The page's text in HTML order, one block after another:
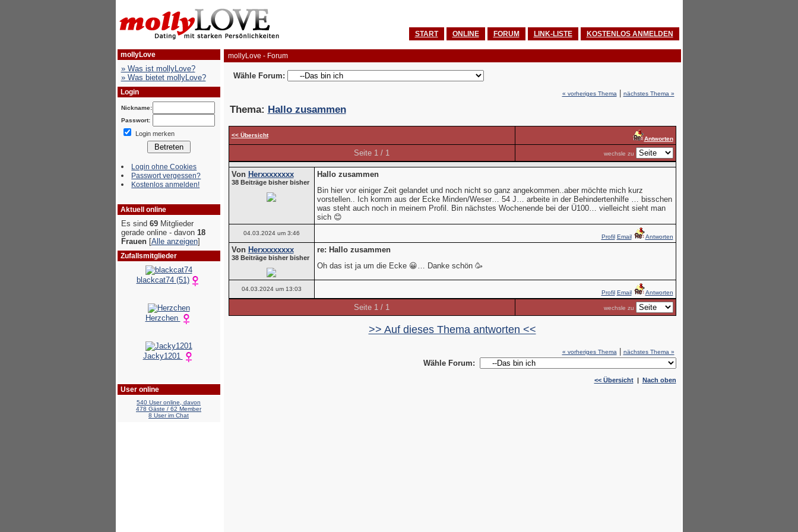
START ONLINE FORUM LINK-LISTE KOSTENLOS ANMELDEN
mollyLove
» Was ist mollyLove?
» Was bietet mollyLove?
Login
Nickname:
Passwort:
Login merken
Login ohne Cookies
Passwort vergessen?
Kostenlos anmelden!
Aktuell online
Es sind 69Mitglieder
gerade online - davon 18
Frauen[Alle anzeigen]
Zufallsmitglieder
blackcat74 (51)
Herzchen
Jacky1201
User online
540 User online, davon
478 Gäste / 62 Member
8 User im Chat
mollyLove - Forum
Wähle Forum:
« vorheriges Thema| nächstes Thema »
Thema: Hallo zusammen
<< Übersicht
Antworten
Seite 1 / 1 wechsle zu
Von Herxxxxxxxx
38 Beiträge bisher bisher
Hallo zusammen
Bin hier vor einiger Zeit gelandet und noch nicht so ganz angekommen..aber möchte mich kurz
vorstellen.. Ich komm aus der Ecke Minden/Weser… 54 J… arbeite in der Behindertenhilfe … bisschen
was steht auch noch in meinem Profil. Bin nächstes Wochenende bei der Ü100… vielleicht sieht man
sich 😊
04.03.2024 um 3:46
Profil Email Antworten
Von Herxxxxxxxx
38 Beiträge bisher bisher
re: Hallo zusammen
Oh das ist ja um die Ecke 😀… Danke schön 🥳
04.03.2024 um 13:03
Profil Email Antworten
Seite 1 / 1 wechsle zu
>> Auf dieses Thema antworten <<
« vorheriges Thema nächstes Thema »
Wähle Forum:
<< Übersicht| Nach oben